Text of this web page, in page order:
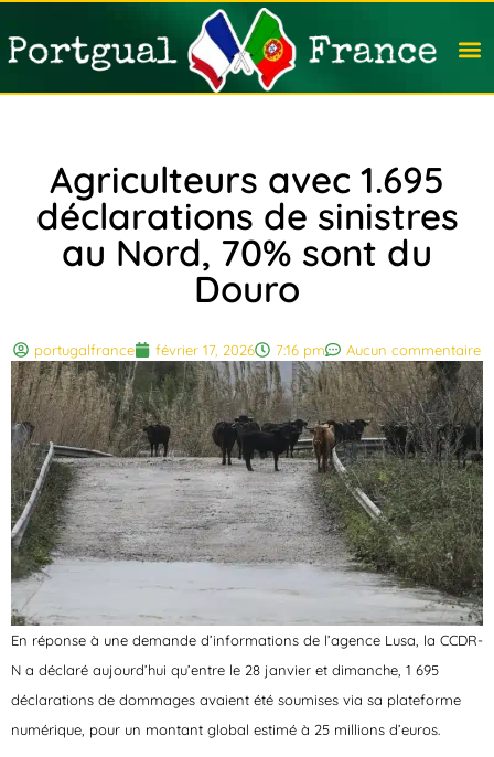
Agriculteurs avec 1.695
déclarations de sinistres
au Nord, 70% sont du
Douro
portugalfrance février 17, 2026 7:16 pm Aucun commentaire
En réponse à une demande d’informations de l’agence Lusa, la CCDR-
N a déclaré aujourd’hui qu’entre le 28 janvier et dimanche, 1 695
déclarations de dommages avaient été soumises via sa plateforme
numérique, pour un montant global estimé à 25 millions d’euros.